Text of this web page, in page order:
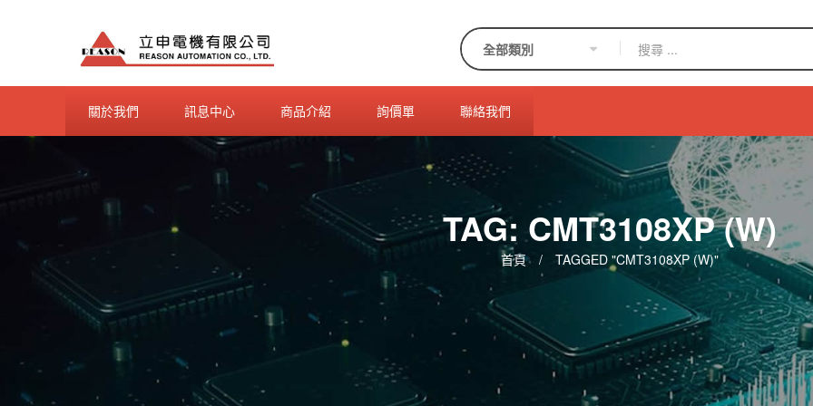
關於我們 訊息中心 商品介紹 詢價單 聯絡我們
TAG: CMT3108XP (W)
首頁 / TAGGED "CMT3108XP (W)"